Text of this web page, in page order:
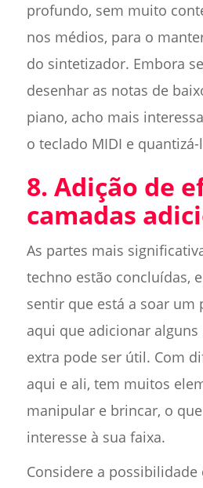
profundo, sem muito
nos médios, para o
do sintetizador. Embora
desenhar as notas de
piano, acho mais
o teclado MIDI e
8. Adição de
camadas
As partes mais
techno estão concluídas,
sentir que está a soar um
aqui que adicionar alguns
extra pode ser útil. Com
aqui e ali, tem muitos
manipular e brincar, o
interesse à sua faixa.
Considere a